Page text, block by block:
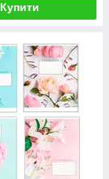
Купити